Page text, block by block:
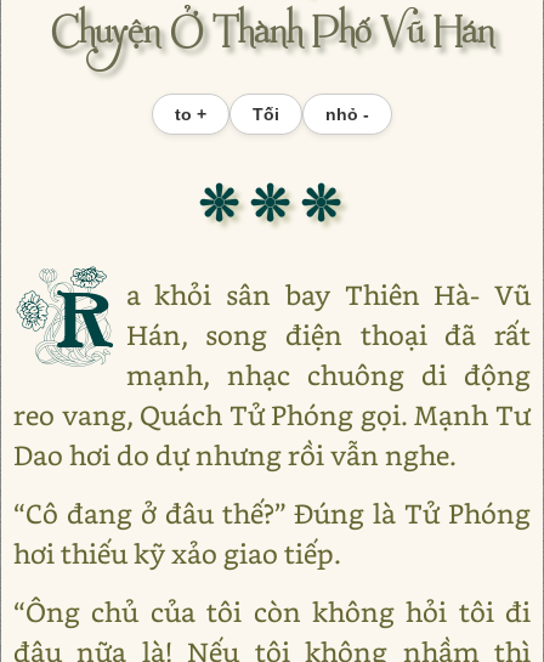
Chuyện Ở Thành Phố Vũ Hán
to + Tối nhỏ -
❊ ❊ ❊
R a khỏi sân bay Thiên Hà- Vũ
Hán, song điện thoại đã rất
mạnh, nhạc chuông di động
reo vang, Quách Tử Phóng gọi. Mạnh Tư
Dao hơi do dự nhưng rồi vẫn nghe.
“Cô đang ở đâu thế?” Đúng là Tử Phóng
hơi thiếu kỹ xảo giao tiếp.
“Ông chủ của tôi còn không hỏi tôi đi
đâu nữa là! Nếu tôi không nhầm thì